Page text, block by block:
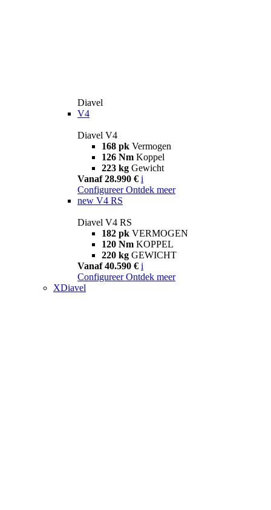
Diavel
V4
Diavel V4
168 pk Vermogen
126 Nm Koppel
223 kg Gewicht
Vanaf 28.990 € i
Configureer Ontdek meer
new V4 RS
Diavel V4 RS
182 pk VERMOGEN
120 Nm KOPPEL
220 kg GEWICHT
Vanaf 40.590 € i
Configureer Ontdek meer
XDiavel